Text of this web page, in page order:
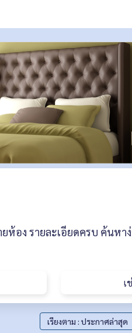
ห้อง รายละเอียดครบ ค้นหา
เ
เรียงตาม : ประกาศล่าสุด